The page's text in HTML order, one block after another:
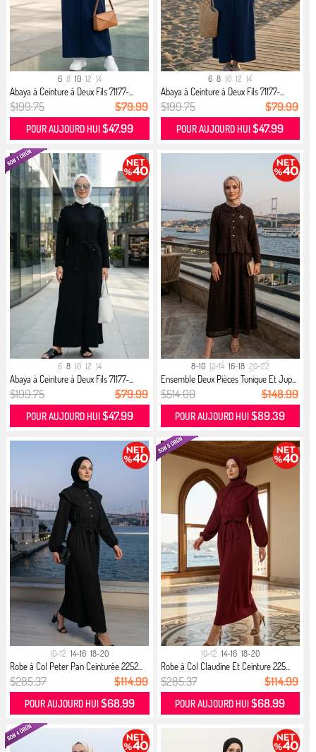
6 8 10 12 14
Abaya à Ceinture à Deux Fils 71177-...
$199.75 $79.99
POUR AUJOURD HUI $47.99
6 8 10 12 14
Abaya à Ceinture à Deux Fils 71177-...
$199.75 $79.99
POUR AUJOURD HUI$47.99
6 8 10 12 14
Abaya à Ceinture à Deux Fils 71177-...
$199.75 $79.99
POUR AUJOURD HUI $47.99
8-10 12-14 16-18 20-22
Ensemble Deux Pièces Tunique Et Jup...
$514.00 $148.99
POUR AUJOURD HUI$89.39
10-12 14-16 18-20
Robe à Col Peter Pan Ceinturée 2252...
$285.37 $114.99
POUR AUJOURD HUI $68.99
10-12 14-16 18-20
Robe à Col Claudine Et Ceinture 225...
$285.37 $114.99
POUR AUJOURD HUI$68.99